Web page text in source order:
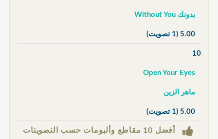
بدونك Without You
5.00 (1 تصويت)
10
Open Your Eyes
ماهر الزين
5.00 (1 تصويت)
أفضل 10 مقاطع وألبومات حسب التصويتات